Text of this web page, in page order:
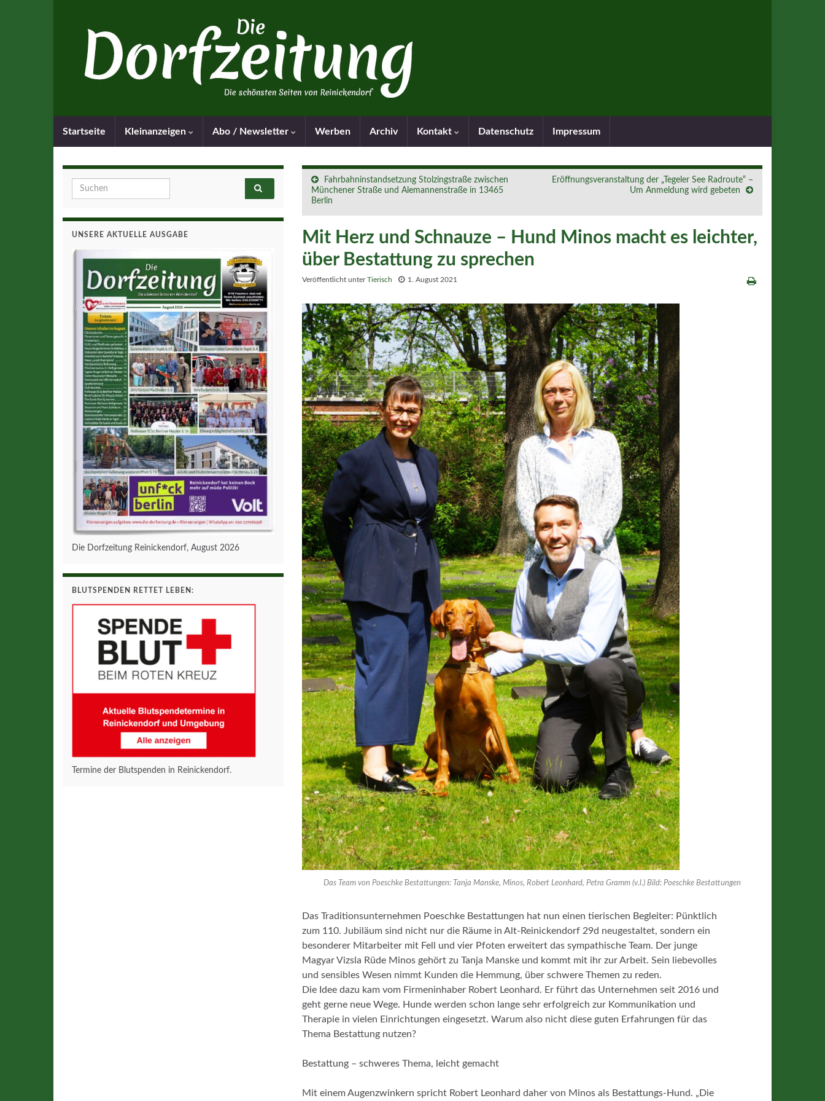
Startseite Kleinanzeigen Abo / Newsletter Werben Archiv Kontakt Datenschutz Impressum
Fahrbahninstandsetzung Stolzingstraße zwischen
Münchener Straße und Alemannenstraße in 13465
Berlin
Eröffnungsveranstaltung der „Tegeler See Radroute“ –
Um Anmeldung wird gebeten
Mit Herz und Schnauze – Hund Minos macht es leichter,
über Bestattung zu sprechen
Veröffentlicht unterTierisch 1. August 2021
Das Team von Poeschke Bestattungen: Tanja Manske, Minos, Robert Leonhard, Petra Gramm (v.l.) Bild: Poeschke Bestattungen
Das Traditionsunternehmen Poeschke Bestattungen hat nun einen tierischen Begleiter: Pünktlich
zum 110. Jubiläum sind nicht nur die Räume in Alt-Reinickendorf 29d neugestaltet, sondern ein
besonderer Mitarbeiter mit Fell und vier Pfoten erweitert das sympathische Team. Der junge
Magyar Vizsla Rüde Minos gehört zu Tanja Manske und kommt mit ihr zur Arbeit. Sein liebevolles
und sensibles Wesen nimmt Kunden die Hemmung, über schwere Themen zu reden.
Die Idee dazu kam vom Firmeninhaber Robert Leonhard. Er führt das Unternehmen seit 2016 und
geht gerne neue Wege. Hunde werden schon lange sehr erfolgreich zur Kommunikation und
Therapie in vielen Einrichtungen eingesetzt. Warum also nicht diese guten Erfahrungen für das
Thema Bestattung nutzen?
Bestattung – schweres Thema, leicht gemacht
Mit einem Augenzwinkern spricht Robert Leonhard daher von Minos als Bestattungs-Hund. „Die
Search for:
UNSERE AKTUELLE AUSGABE
Die Dorfzeitung Reinickendorf, August 2026
BLUTSPENDEN RETTET LEBEN:
Termine der Blutspenden in Reinickendorf.